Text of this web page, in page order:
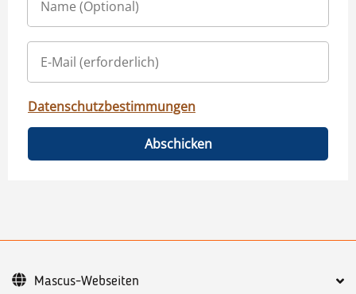
Datenschutzbestimmungen
Abschicken
Mascus-Webseiten